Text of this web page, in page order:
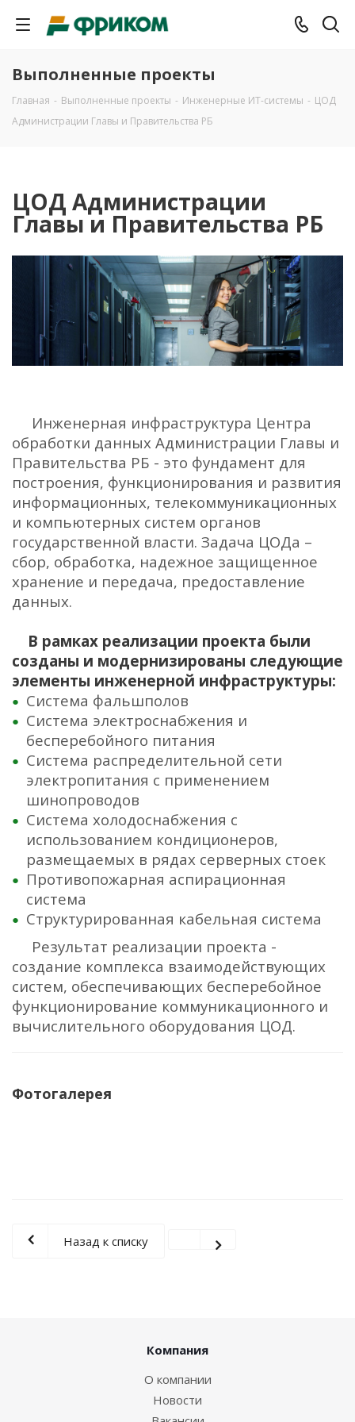
Выполненные проекты
Главная - Выполненные проекты - Инженерные ИТ-системы - ЦОД
Администрации Главы и Правительства РБ
ЦОД Администрации
Главы и Правительства РБ
Инженерная инфраструктура Центра
обработки данных Администрации Главы и
Правительства РБ - это фундамент для
построения, функционирования и развития
информационных, телекоммуникационных
и компьютерных систем органов
государственной власти. Задача ЦОДа –
сбор, обработка, надежное защищенное
хранение и передача, предоставление
данных.
В рамках реализации проекта были
созданы и модернизированы следующие
элементы инженерной инфраструктуры:
Система фальшполов
Система электроснабжения и
бесперебойного питания
Система распределительной сети
электропитания с применением
шинопроводов
Система холодоснабжения с
использованием кондиционеров,
размещаемых в рядах серверных стоек
Противопожарная аспирационная
система
Структурированная кабельная система
Результат реализации проекта -
создание комплекса взаимодействующих
систем, обеспечивающих бесперебойное
функционирование коммуникационного и
вычислительного оборудования ЦОД.
Фотогалерея
Назад к списку
Компания
О компании
Новости